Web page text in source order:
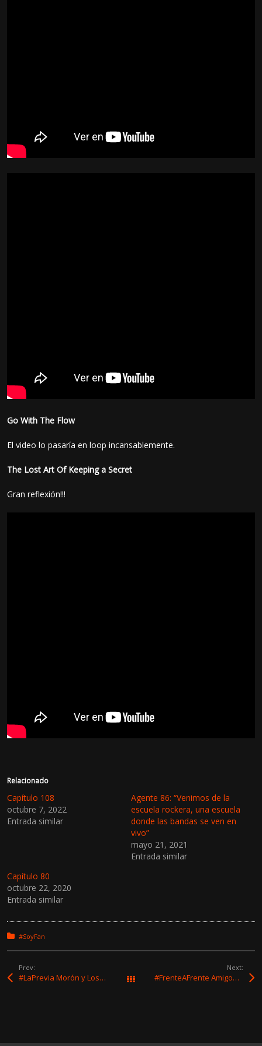
Go With The Flow
El video lo pasaría en loop incansablemente.
The Lost Art Of Keeping a Secret
Gran reflexión!!!
Relacionado
Capítulo 108
octubre 7, 2022
Entrada similar
Agente 86: “Venimos de la
escuela rockera, una escuela
donde las bandas se ven en
vivo”
mayo 21, 2021
Entrada similar
Capítulo 80
octubre 22, 2020
Entrada similar
Posted in:
#SoyFan
Prev:
#LaPrevia Morón y Los Intensos presenta su show 360° “Tanto Tiempo” All Works
Next:
#FrenteAFrente Amigovio y Eros White presentan “Muchas Primaveras” en Bluzz Bar